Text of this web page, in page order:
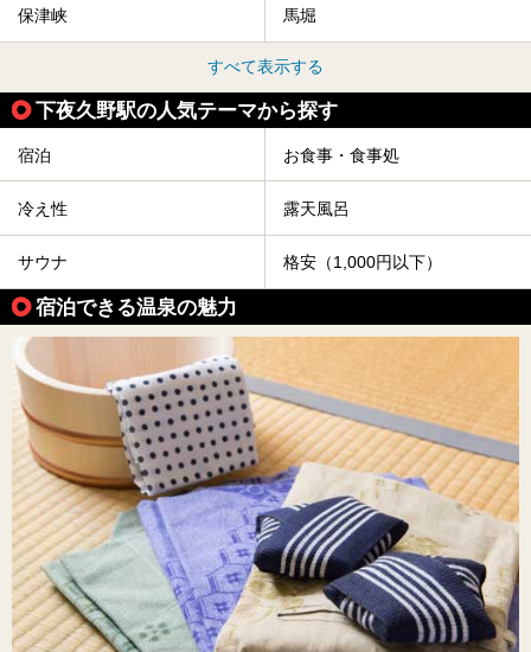
保津峡 馬堀
すべて表示する
下夜久野駅の人気テーマから探す
宿泊 お食事・食事処
冷え性 露天風呂
サウナ 格安（1,000円以下）
宿泊できる温泉の魅力